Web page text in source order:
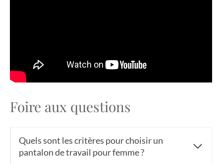
Foire aux questions
Quels sont les critères pour choisir un
pantalon de travail pour femme ?